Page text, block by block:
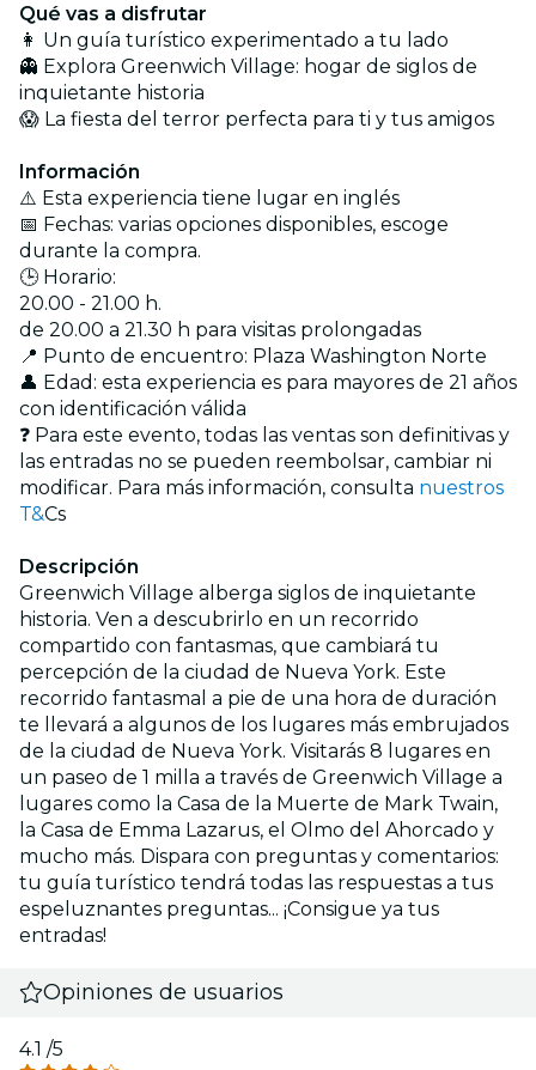
Qué vas a disfrutar
👩 Un guía turístico experimentado a tu lado
👻 Explora Greenwich Village: hogar de siglos de
inquietante historia
😱 La fiesta del terror perfecta para ti y tus amigos
Información
⚠️ Esta experiencia tiene lugar en inglés
📅 Fechas: varias opciones disponibles, escoge
durante la compra.
🕒 Horario:
20.00 - 21.00 h.
de 20.00 a 21.30 h para visitas prolongadas
📍 Punto de encuentro: Plaza Washington Norte
👤 Edad: esta experiencia es para mayores de 21 años
con identificación válida
❓ Para este evento, todas las ventas son definitivas y
las entradas no se pueden reembolsar, cambiar ni
modificar. Para más información, consulta nuestros
T&Cs
Descripción
Greenwich Village alberga siglos de inquietante
historia. Ven a descubrirlo en un recorrido
compartido con fantasmas, que cambiará tu
percepción de la ciudad de Nueva York. Este
recorrido fantasmal a pie de una hora de duración
te llevará a algunos de los lugares más embrujados
de la ciudad de Nueva York. Visitarás 8 lugares en
un paseo de 1 milla a través de Greenwich Village a
lugares como la Casa de la Muerte de Mark Twain,
la Casa de Emma Lazarus, el Olmo del Ahorcado y
mucho más. Dispara con preguntas y comentarios:
tu guía turístico tendrá todas las respuestas a tus
espeluznantes preguntas... ¡Consigue ya tus
entradas!
Opiniones de usuarios
4.1 /5